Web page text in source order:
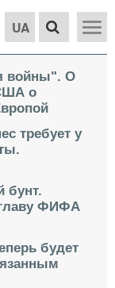
UA
войны". О
о
требует у
бунт.
ФИФА
будет